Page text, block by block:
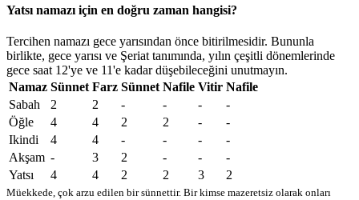
Yatsı namazı için en doğru zaman hangisi?
Tercihen namazı gece yarısından önce bitirilmesidir. Bununla
birlikte, gece yarısı ve Şeriat tanımında, yılın çeşitli dönemlerinde
gece saat 12'ye ve 11'e kadar düşebileceğini unutmayın.
Namaz Sünnet Farz Sünnet Nafile Vitir Nafile
Sabah
2 2 - - -
-
Öğle
4 4 2 2 -
-
Ikindi
4 4 - - -
-
Akşam - 3 2 - -
-
Yatsı
4 4 2 2 3 2
Müekkede, çok arzu edilen bir sünnettir. Bir kimse mazeretsiz olarak onları